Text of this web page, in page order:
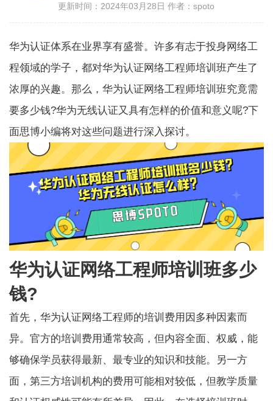
更新时间：2024年03月28日作者：spoto
华为认证体系在业界享有盛誉。许多有志于投身网络工
程领域的学子，都对华为认证网络工程师培训班产生了
浓厚的兴趣。那么，华为认证网络工程师培训班究竟需
要多少钱?华为无线认证又具有怎样的价值和意义呢?下
面思博小编将对这些问题进行深入探讨。
华为认证网络工程师培训班多少
钱?
首先，华为认证网络工程师的培训费用因多种因素而
异。官方的培训费用通常较高，但内容全面、权威，能
够确保学员获得最新、最专业的知识和技能。另一方
面，第三方培训机构的费用可能相对较低，但教学质量